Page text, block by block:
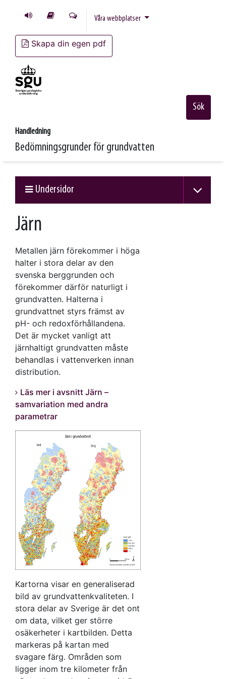
Våra webbplatser
Skapa din egen pdf
Handledning
Bedömningsgrunder för grundvatten
Sök
Undersidor
Järn
Metallen järn förekommer i höga
halter i stora delar av den
svenska berggrunden och
förekommer därför naturligt i
grundvatten. Halterna i
grundvattnet styrs främst av
pH- och redoxförhållandena.
Det är mycket vanligt att
järnhaltigt grundvatten måste
behandlas i vattenverken innan
distribution.
Läs mer i avsnitt Järn –
samvariation med andra
parametrar
Kartorna visar en generaliserad
bild av grundvattenkvaliteten. I
stora delar av Sverige är det ont
om data, vilket ger större
osäkerheter i kartbilden. Detta
markeras på kartan med
svagare färg. Områden som
ligger inom tre kilometer från